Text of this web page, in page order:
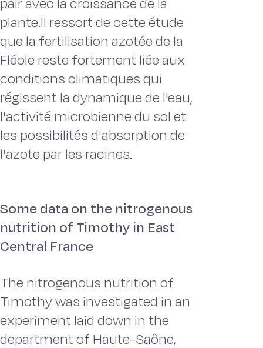
plante.Il ressort de cette étude
que la fertilisation azotée de la
Fléole reste fortement liée aux
conditions climatiques qui
régissent la dynamique de l'eau,
l'activité microbienne du sol et
les possibilités d'absorption de
l'azote par les racines.
Some data on the nitrogenous
nutrition of Timothy in East
Central France
The nitrogenous nutrition of
Timothy was investigated in an
experiment laid down in the
department of Haute-Saône,